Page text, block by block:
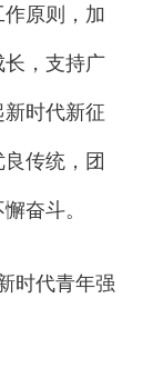
原则，加
，支持广
时代新征
传统，团
奋斗。
时代青年强